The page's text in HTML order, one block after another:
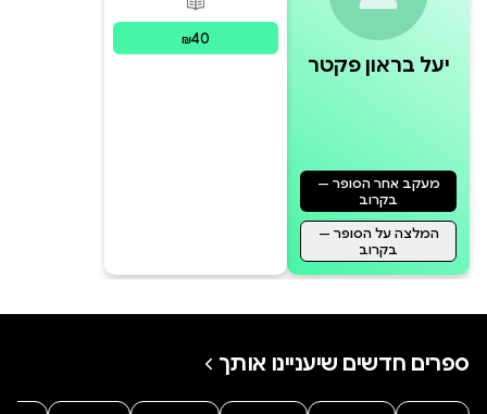
יעל בראון פקטר
מעקב אחר הסופר —
בקרוב
המלצה על הסופר —
בקרוב
פורמטים זמינים
₪40
ספרים חדשים שיעניינו אותך